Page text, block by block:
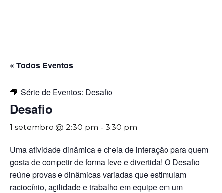
« Todos Eventos
Série de Eventos: Desafio
Desafio
1 setembro @ 2:30 pm - 3:30 pm
Uma atividade dinâmica e cheia de interação para quem
gosta de competir de forma leve e divertida! O Desafio
reúne provas e dinâmicas variadas que estimulam
raciocínio, agilidade e trabalho em equipe em um